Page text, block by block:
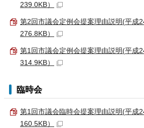
239.0KB）
第2回市議会定例会提案理由説明(平成
276.8KB）
第1回市議会定例会提案理由説明(平成
314.9KB）
臨時会
第1回市議会臨時会提案理由説明(平成
160.5KB）